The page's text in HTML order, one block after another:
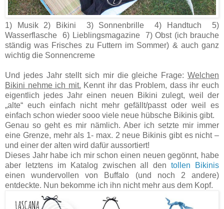
1) Musik 2) Bikini 3) Sonnenbrille 4) Handtuch 5)
Wasserflasche 6) Lieblingsmagazine 7) Obst (ich brauche
ständig was Frisches zu Futtern im Sommer) & auch ganz
wichtig die Sonnencreme
Und jedes Jahr stellt sich mir die gleiche Frage: Welchen
Bikini nehme ich mit. Kennt ihr das Problem, dass ihr euch
eigentlich jedes Jahr einen neuen Bikini zulegt, weil der
„alte“ euch einfach nicht mehr gefällt/passt oder weil es
einfach schon wieder sooo viele neue hübsche Bikinis gibt.
Genau so geht es mir nämlich. Aber ich setzte mir immer
eine Grenze, mehr als 1- max. 2 neue Bikinis gibt es nicht –
und einer der alten wird dafür aussortiert!
Dieses Jahr habe ich mir schon einen neuen gegönnt, habe
aber letztens im Katalog zwischen all dentollen Bikinis
einen wundervollen von Buffalo (und noch 2 andere)
entdeckte. Nun bekomme ich ihn nicht mehr aus dem Kopf.